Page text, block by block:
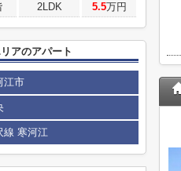
2LDK 5.5万円
アのアパート
江市
線 寒河江